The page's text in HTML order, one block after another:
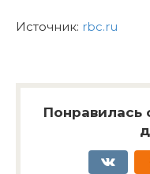
Источник: rbc.ru
Понравилась